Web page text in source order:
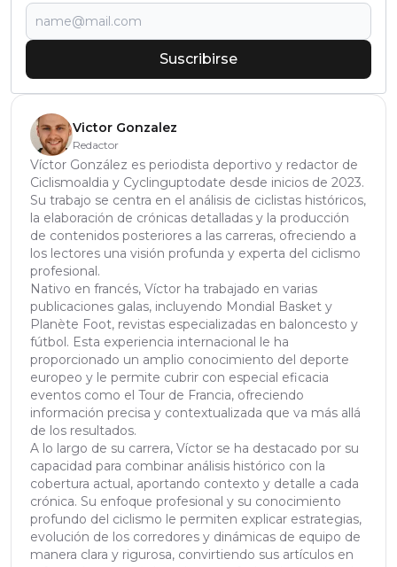
Suscribirse
Victor Gonzalez
Redactor
Víctor González es periodista deportivo y redactor de
Ciclismoaldia y Cyclinguptodate desde inicios de 2023.
Su trabajo se centra en el análisis de ciclistas históricos,
la elaboración de crónicas detalladas y la producción
de contenidos posteriores a las carreras, ofreciendo a
los lectores una visión profunda y experta del ciclismo
profesional.
Nativo en francés, Víctor ha trabajado en varias
publicaciones galas, incluyendo Mondial Basket y
Planète Foot, revistas especializadas en baloncesto y
fútbol. Esta experiencia internacional le ha
proporcionado un amplio conocimiento del deporte
europeo y le permite cubrir con especial eficacia
eventos como el Tour de Francia, ofreciendo
información precisa y contextualizada que va más allá
de los resultados.
A lo largo de su carrera, Víctor se ha destacado por su
capacidad para combinar análisis histórico con la
cobertura actual, aportando contexto y detalle a cada
crónica. Su enfoque profesional y su conocimiento
profundo del ciclismo le permiten explicar estrategias,
evolución de los corredores y dinámicas de equipo de
manera clara y rigurosa, convirtiendo sus artículos en